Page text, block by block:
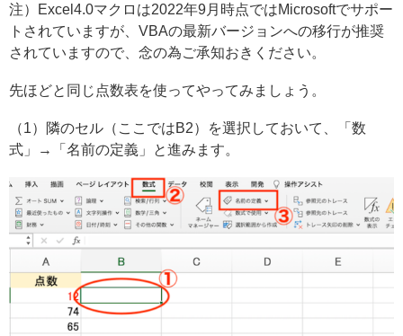
注）Excel4.0マクロは2022年9月時点ではMicrosoftでサポー
トされていますが、VBAの最新バージョンへの移行が推奨
されていますので、念の為ご承知おきください。
先ほどと同じ点数表を使ってやってみましょう。
（1）隣のセル（ここではB2）を選択しておいて、「数
式」→「名前の定義」と進みます。